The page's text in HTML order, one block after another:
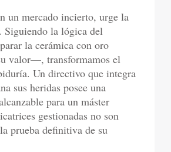
un mercado incierto, urge la
la lógica del
la cerámica con oro
valor—, transformamos el
Un directivo que integra
sus heridas posee una
para un máster
gestionadas no son
prueba definitiva de su